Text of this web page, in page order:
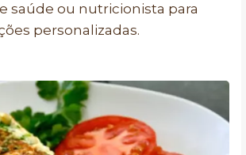
saúde ou nutricionista para
personalizadas.